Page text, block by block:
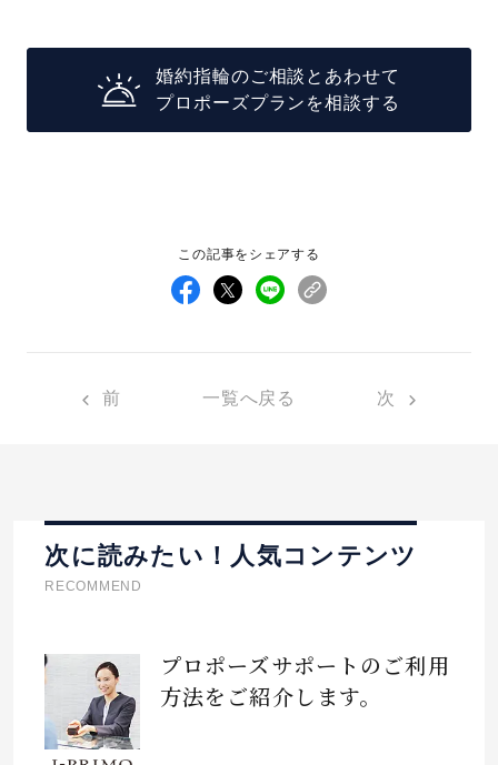
婚約指輪のご相談とあわせて
プロポーズプランを相談する
この記事をシェアする
前 一覧へ戻る 次
次に読みたい！人気コンテンツ
RECOMMEND
プロポーズサポートのご利用
方法をご紹介します。